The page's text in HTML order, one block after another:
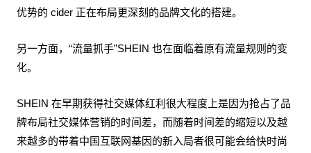
优势的 cider 正在布局更深刻的品牌文化的搭建。
另一方面，“流量抓手”SHEIN 也在面临着原有流量规则的变
化。
SHEIN 在早期获得社交媒体红利很大程度上是因为抢占了品
牌布局社交媒体营销的时间差，而随着时间差的缩短以及越
来越多的带着中国互联网基因的新入局者很可能会给快时尚